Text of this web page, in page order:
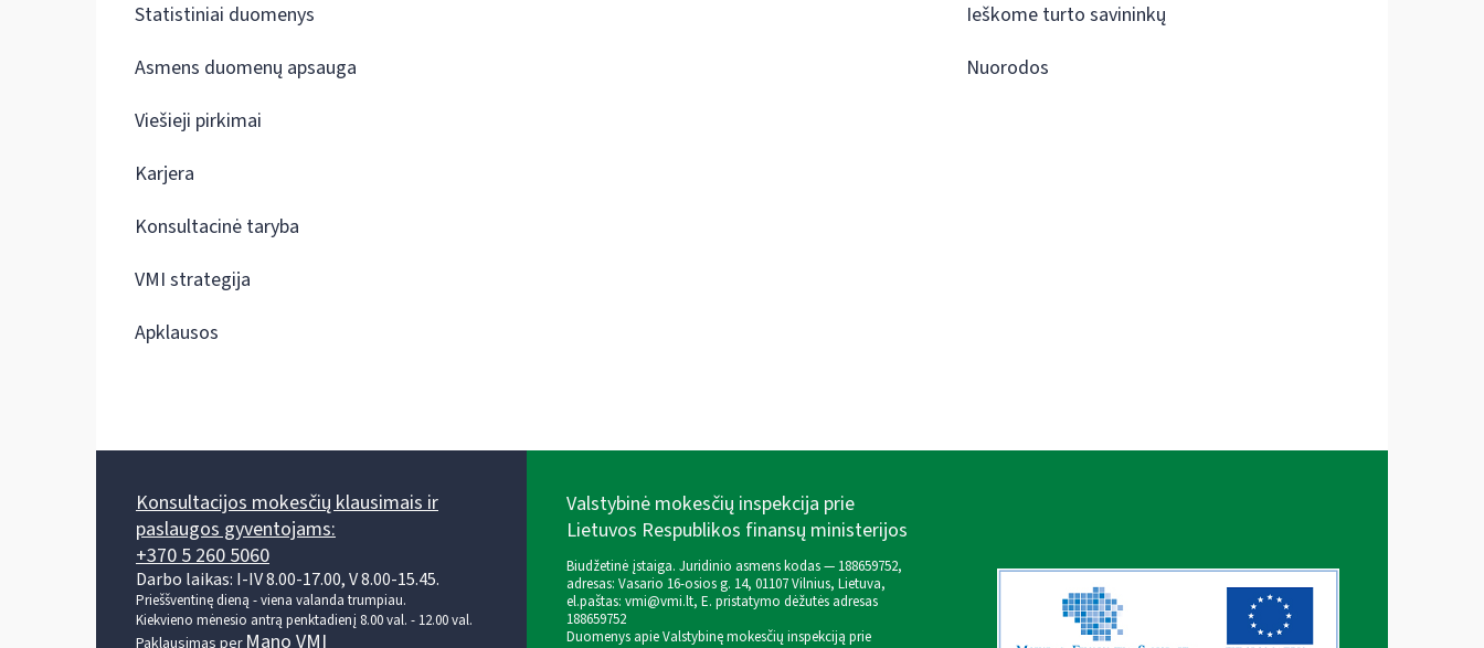
Statistiniai duomenys
Asmens duomenų apsauga
Viešieji pirkimai
Karjera
Konsultacinė taryba
VMI strategija
Apklausos
Ieškome turto savininkų
Nuorodos
Konsultacijos mokesčių klausimais ir
paslaugos gyventojams:
+370 5 260 5060
Darbo laikas: I-IV 8.00-17.00, V 8.00-15.45.
Prieššventinę dieną - viena valanda trumpiau.
Kiekvieno mėnesio antrą penktadienį 8.00 val. - 12.00 val.
Paklausimas per Mano VMI
Valstybinė mokesčių inspekcija prie
Lietuvos Respublikos finansų ministerijos
Biudžetinė įstaiga. Juridinio asmens kodas — 188659752,
adresas: Vasario 16-osios g. 14, 01107 Vilnius, Lietuva,
el.paštas: vmi@vmi.lt, E. pristatymo dėžutės adresas
188659752
Duomenys apie Valstybinę mokesčių inspekciją prie